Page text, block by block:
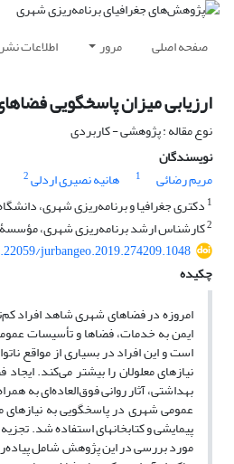
صفحه اصلی مرور اطلاعات
ارزیابی میزان پاسخگویی
نوع مقاله : پژوهشی - کاربردی
نویسندگان
مریم رضائی
1 هانیه نصیری اردلی2
1 دکتری جغرافیا و برنامه‌ریزی شهری،
2کارشناس ارشد برنامه‌ریزی شهری،
jurbangeo.2019.274209.1048
چکیده
امروزه در فضاهای شهری شاهد افراد
ایمن به خدمات، فضاها و تأسیسات
است و این افراد در بسیاری از مواقع
نیازهای معلولان را بیشتر می‌کند.
بهداشتی، آثار روانی فوق‌العاده‌ای
عمومی شهری در پاسخگویی به نیازهای